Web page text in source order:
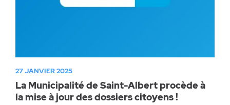
27 JANVIER 2025
La Municipalité de Saint-Albert procède à
la mise à jour des dossiers citoyens !